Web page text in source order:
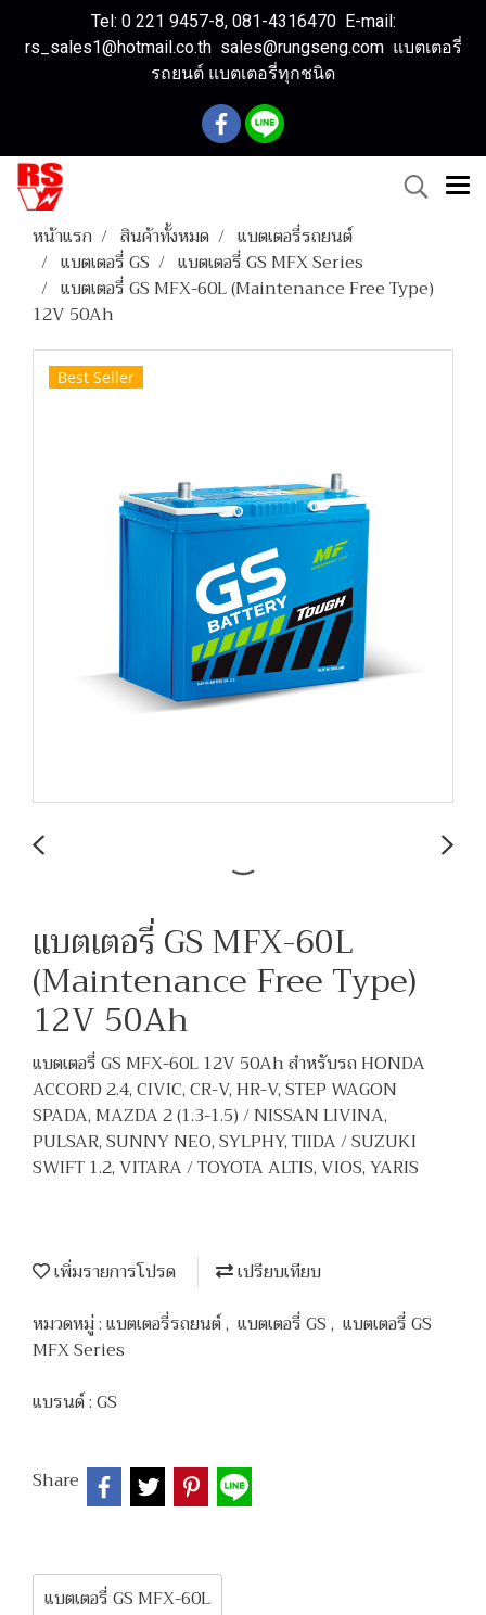
Tel: 0 221 9457-8, 081-4316470 E-mail:
rs_sales1@hotmail.co.th sales@rungseng.com แบตเตอรี่
รถยนต์ แบตเตอรี่ทุกชนิด
หน้าแรก สินค้าทั้งหมด
แบตเตอรี่รถยนต์
แบตเตอรี่ GS
แบตเตอรี่ GS MFX Series
แบตเตอรี่ GS MFX-60L (Maintenance Free Type)
12V 50Ah
Best Seller
แบตเตอรี่ GS MFX-60L
(Maintenance Free Type)
12V 50Ah
แบตเตอรี่ GS MFX-60L 12V 50Ah สำหรับรถ HONDA
ACCORD 2.4, CIVIC, CR-V, HR-V, STEP WAGON
SPADA, MAZDA 2 (1.3-1.5) / NISSAN LIVINA,
PULSAR, SUNNY NEO, SYLPHY, TIIDA / SUZUKI
SWIFT 1.2, VITARA / TOYOTA ALTIS, VIOS, YARIS
เพิ่มรายการโปรด
เปรียบเทียบ
หมวดหมู่ :แบตเตอรี่รถยนต์, แบตเตอรี่ GS, แบตเตอรี่ GS
MFX Series
แบรนด์ :GS
Share
แบตเตอรี่ GS MFX-60L